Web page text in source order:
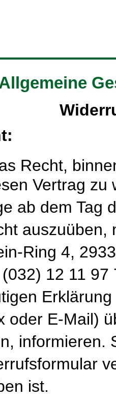
:
Recht,
Vertrag
ab dem Tag
auszuüben,
Ring 4,
12 11
oder E-Mail)
informieren.
ist.